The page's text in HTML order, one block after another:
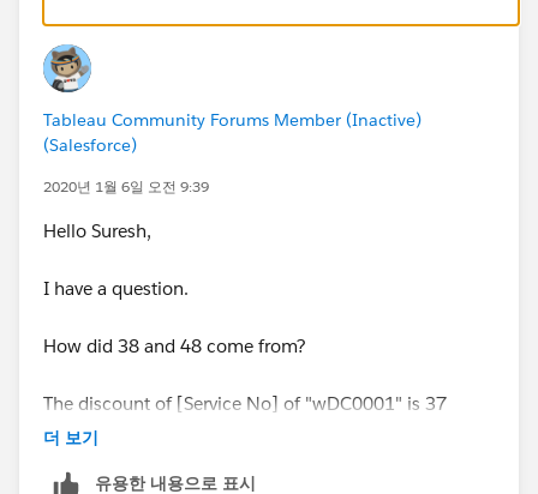
Tableau Community Forums Member (Inactive)
(Salesforce)
2020년 1월 6일 오전 9:39
Hello Suresh,
I have a question.
How did 38 and 48 come from?
The discount of [Service No] of "wDC0001" is 37
(either 2019-12 or 2020-01).
더 보기
유용한 내용으로 표시